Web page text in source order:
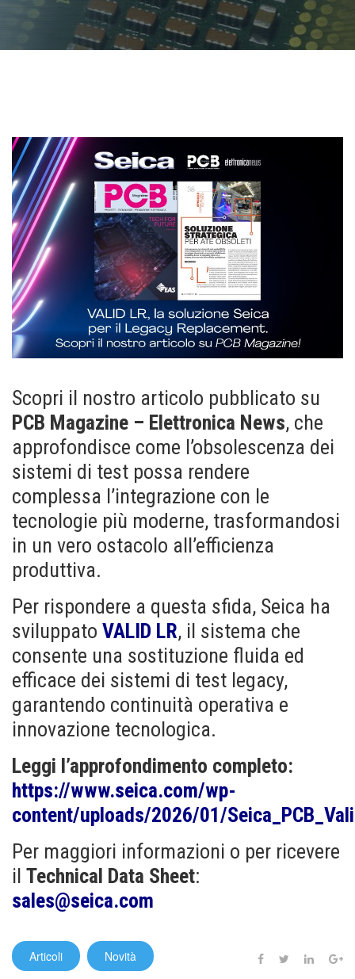
Giappone
North Africa
South Africa
Scopri il nostro articolo pubblicato su
PCB Magazine – Elettronica News, che
approfondisce come l’obsolescenza dei
sistemi di test possa rendere
complessa l’integrazione con le
tecnologie più moderne, trasformandosi
in un vero ostacolo all’efficienza
produttiva.
Per rispondere a questa sfida, Seica ha
sviluppato VALID LR, il sistema che
consente una sostituzione fluida ed
efficace dei sistemi di test legacy,
garantendo continuità operativa e
innovazione tecnologica.
Leggi l’approfondimento completo:
https://www.seica.com/wp-
content/uploads/2026/01/
Per maggiori informazioni o per ricevere
il Technical Data Sheet:
sales@seica.com
Articoli Novità